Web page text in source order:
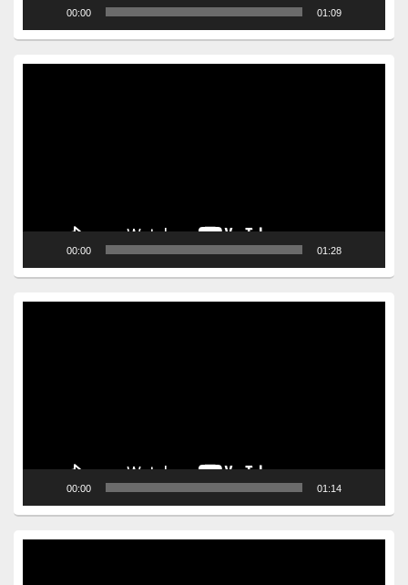
00:00 01:09
00:00 01:28
00:00 01:14